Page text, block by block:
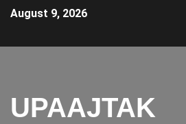
August 9, 2026
UPAAJTAK